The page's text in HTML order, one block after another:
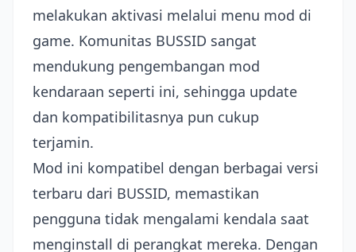
melakukan aktivasi melalui menu mod di
game. Komunitas BUSSID sangat
mendukung pengembangan mod
kendaraan seperti ini, sehingga update
dan kompatibilitasnya pun cukup
terjamin.
Mod ini kompatibel dengan berbagai versi
terbaru dari BUSSID, memastikan
pengguna tidak mengalami kendala saat
menginstall di perangkat mereka. Dengan